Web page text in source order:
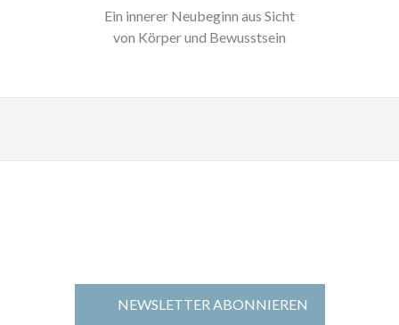
Ein innerer Neubeginn aus Sicht
von Körper und Bewusstsein
NEWSLETTER ABONNIEREN